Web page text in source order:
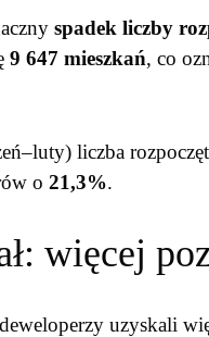
spadek liczby
9 647 mieszkań, co
liczba
o 21,3%.
więcej
uzyskali